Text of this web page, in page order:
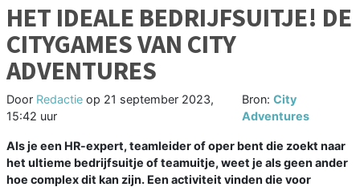
HET IDEALE BEDRIJFSUITJE! DE
CITYGAMES VAN CITY
ADVENTURES
Door Redactie op 21 september 2023,
15:42 uur
Bron: City
Adventures
Als je een HR-expert, teamleider of oper bent die zoekt naar
het ultieme bedrijfsuitje of teamuitje, weet je als geen ander
hoe complex dit kan zijn. Een activiteit vinden die voor